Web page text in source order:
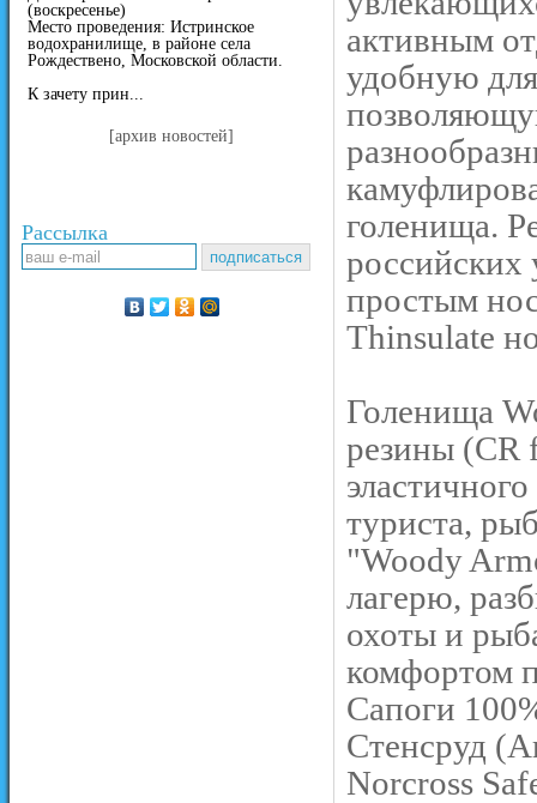
(воскресенье)
Место проведения: Истринское
водохранилище, в районе села
Рождествено, Московской области.
К зачету прин...
[архив новостей]
Рассылка
активным
удобную
голенища.
российских
простым
Thinsulate
Голенища
резины (CR
туриста,
"Woody
лагерю,
охоты и
комфортом
Сапоги
Стенсруд
Norcross